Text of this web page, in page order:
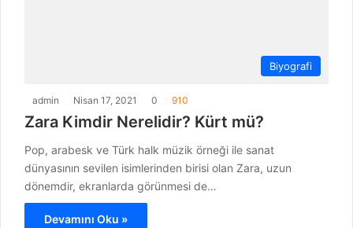
Biyografi
admin Nisan 17, 2021 0 910
Zara Kimdir Nerelidir? Kürt mü?
Pop, arabesk ve Türk halk müzik örneği ile sanat
dünyasının sevilen isimlerinden birisi olan Zara, uzun
dönemdir, ekranlarda görünmesi de…
Devamını Oku »